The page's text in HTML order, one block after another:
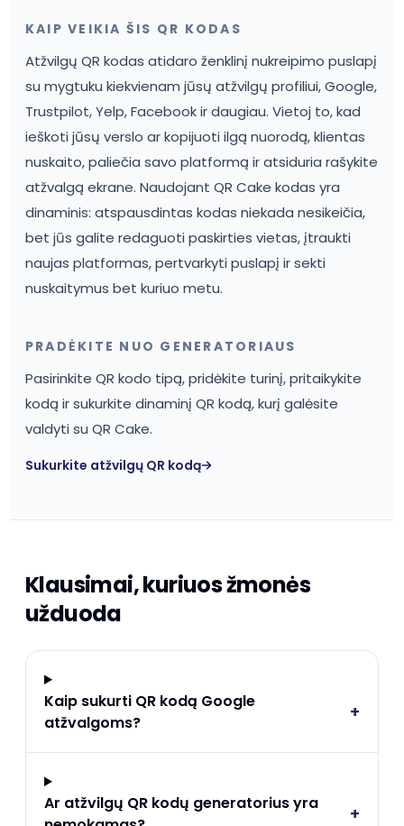
KAIP VEIKIA ŠIS QR KODAS
Atžvilgų QR kodas atidaro ženklinį nukreipimo puslapį
su mygtuku kiekvienam jūsų atžvilgų profiliui, Google,
Trustpilot, Yelp, Facebook ir daugiau. Vietoj to, kad
ieškoti jūsų verslo ar kopijuoti ilgą nuorodą, klientas
nuskaito, paliečia savo platformą ir atsiduria rašykite
atžvalgą ekrane. Naudojant QR Cake kodas yra
dinaminis: atspausdintas kodas niekada nesikeičia,
bet jūs galite redaguoti paskirties vietas, įtraukti
naujas platformas, pertvarkyti puslapį ir sekti
nuskaitymus bet kuriuo metu.
PRADĖKITE NUO GENERATORIAUS
Pasirinkite QR kodo tipą, pridėkite turinį, pritaikykite
kodą ir sukurkite dinaminį QR kodą, kurį galėsite
valdyti su QR Cake.
Sukurkite atžvilgų QR kodą
Klausimai, kuriuos žmonės
užduoda
Kaip sukurti QR kodą Google
atžvalgoms?
+
Ar atžvilgų QR kodų generatorius yra
+